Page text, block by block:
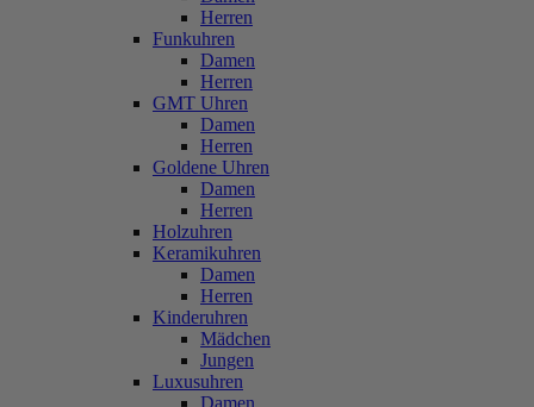
Herren
Funkuhren
Damen
Herren
GMT Uhren
Damen
Herren
Goldene Uhren
Damen
Herren
Holzuhren
Keramikuhren
Damen
Herren
Kinderuhren
Mädchen
Jungen
Luxusuhren
Damen